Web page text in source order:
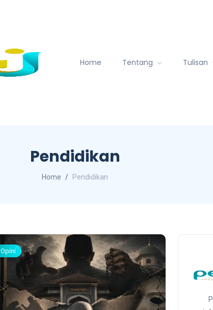
Home Tentang Tulisan
Pendidikan
Home Pendidikan
Opini